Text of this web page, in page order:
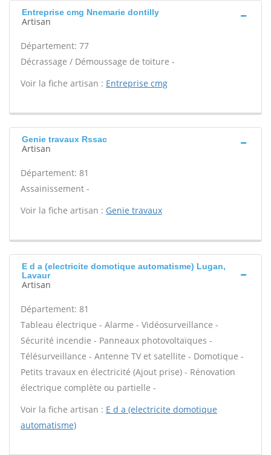
Entreprise cmg Nnemarie dontilly
Artisan
Département: 77
Décrassage / Démoussage de toiture -
Voir la fiche artisan : Entreprise cmg
Genie travaux Rssac
Artisan
Département: 81
Assainissement -
Voir la fiche artisan : Genie travaux
E d a (electricite domotique automatisme) Lugan,
Lavaur
Artisan
Département: 81
Tableau électrique - Alarme - Vidéosurveillance -
Sécurité incendie - Panneaux photovoltaïques -
Télésurveillance - Antenne TV et satellite - Domotique -
Petits travaux en électricité (Ajout prise) - Rénovation
électrique complète ou partielle -
Voir la fiche artisan : E d a (electricite domotique
automatisme)